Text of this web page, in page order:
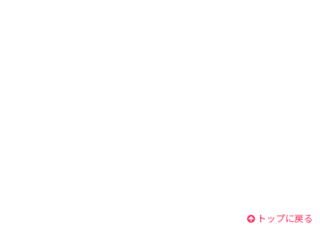
トップに戻る